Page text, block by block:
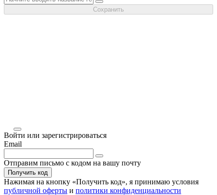
Сохранить
Войти или зарегистрироваться
Email
Отправим письмо с кодом на вашу почту
Получить код
Нажимая на кнопку «Получить код», я принимаю условия
публичной оферты и политики конфиденциальности